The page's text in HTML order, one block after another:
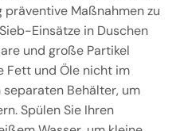
Maßnahmen zu
Einsätze in Duschen
und große Partikel
Fett und Öle nicht im
Behälter, um
Spülen Sie Ihren